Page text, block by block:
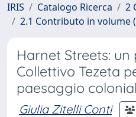
IRIS Catalogo Ricerca
2
2.1 Contributo in volume
Harnet Streets:
Collettivo Tezeta
paesaggio
Giulia Zitelli Conti